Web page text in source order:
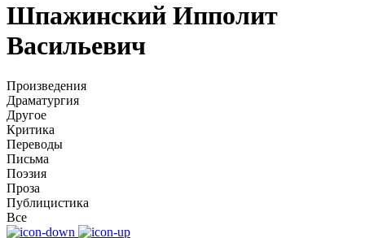
Шпажинский Ипполит
Васильевич
Произведения
Драматургия
Другое
Критика
Переводы
Письма
Поэзия
Проза
Публицистика
Все